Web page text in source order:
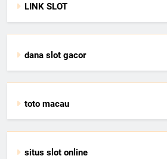
LINK SLOT
dana slot gacor
toto macau
situs slot online